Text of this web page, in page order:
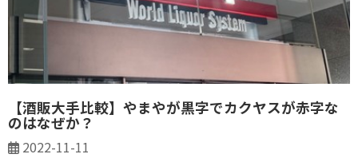
【酒販大手比較】やまやが黒字でカクヤスが赤字な
のはなぜか？
2022-11-11